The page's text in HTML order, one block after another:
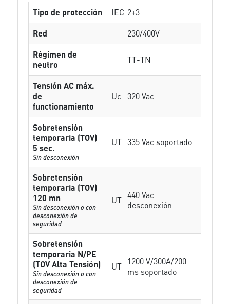
Tipo de protección IEC 2+3
Red
230/400V
Régimen de
neutro
TT-TN
Tensión AC máx.
de
functionamiento
Uc 320 Vac
Sobretensión
temporaria (TOV)
5 sec.
Sin desconexión
UT 335 Vac soportado
Sobretensión
temporaria (TOV)
120 mn
Sin desconexión o con
desconexión de
seguridad
UT 440 Vac
desconexión
Sobretensión
temporaria N/PE
(TOV Alta Tensión)
Sin desconexión o con
desconexión de
seguridad
UT
1200 V/300A/200
ms soportado